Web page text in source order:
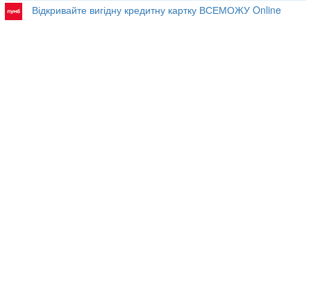
Відкривайте вигідну кредитну картку ВСЕМОЖУ Online